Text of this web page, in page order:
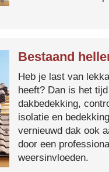
Bestaand
Heb je last van
heeft? Dan is het
dakbedekking,
isolatie en
vernieuwd dak ook
door een
weersinvloeden.